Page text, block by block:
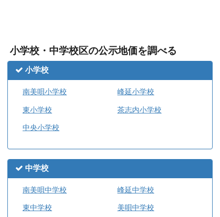
小学校・中学校区の公示地価を調べる
小学校
南美唄小学校 峰延小学校
東小学校 茶志内小学校
中央小学校
中学校
南美唄中学校 峰延中学校
東中学校 美唄中学校